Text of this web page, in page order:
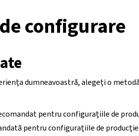
configurare
dumneavoastră, alegeți o
pentru configurațiile de
pentru configurațiile de producție: